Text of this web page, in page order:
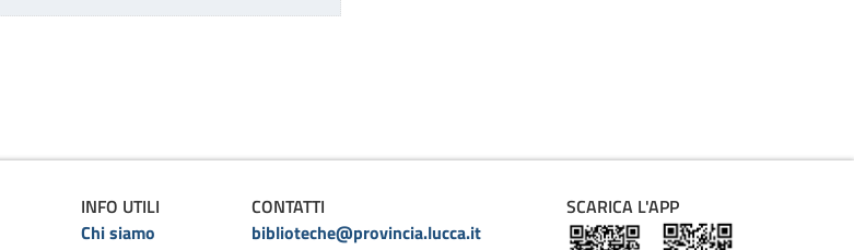
INFO UTILI
Chi siamo
CONTATTI
biblioteche@provincia.lucca.it
SCARICA L'APP